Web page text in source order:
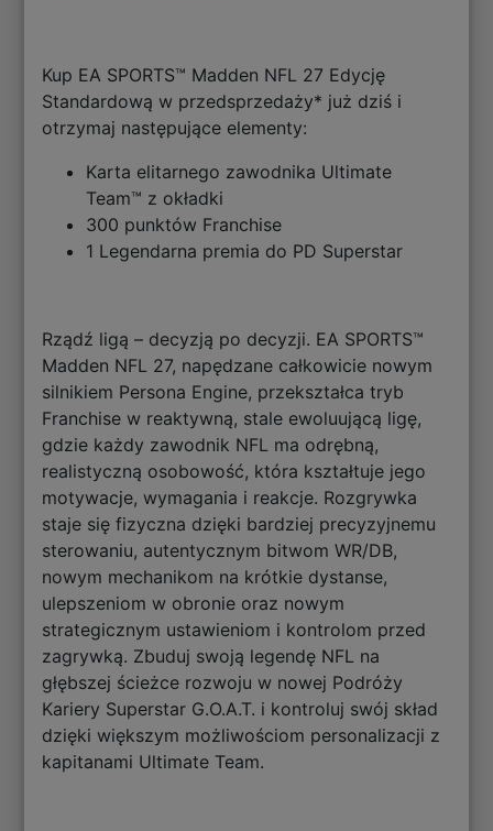
Kup EA SPORTS™ Madden NFL 27 Edycję
Standardową w przedsprzedaży* już dziś i
otrzymaj następujące elementy:
Karta elitarnego zawodnika Ultimate
Team™ z okładki
300 punktów Franchise
1 Legendarna premia do PD Superstar
Rządź ligą – decyzją po decyzji. EA SPORTS™
Madden NFL 27, napędzane całkowicie nowym
silnikiem Persona Engine, przekształca tryb
Franchise w reaktywną, stale ewoluującą ligę,
gdzie każdy zawodnik NFL ma odrębną,
realistyczną osobowość, która kształtuje jego
motywacje, wymagania i reakcje. Rozgrywka
staje się fizyczna dzięki bardziej precyzyjnemu
sterowaniu, autentycznym bitwom WR/DB,
nowym mechanikom na krótkie dystanse,
ulepszeniom w obronie oraz nowym
strategicznym ustawieniom i kontrolom przed
zagrywką. Zbuduj swoją legendę NFL na
głębszej ścieżce rozwoju w nowej Podróży
Kariery Superstar G.O.A.T. i kontroluj swój skład
dzięki większym możliwościom personalizacji z
kapitanami Ultimate Team.